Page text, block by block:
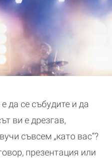
да се събудите и да
ви е дрезгав,
съвсем „като вас“?
презентация или